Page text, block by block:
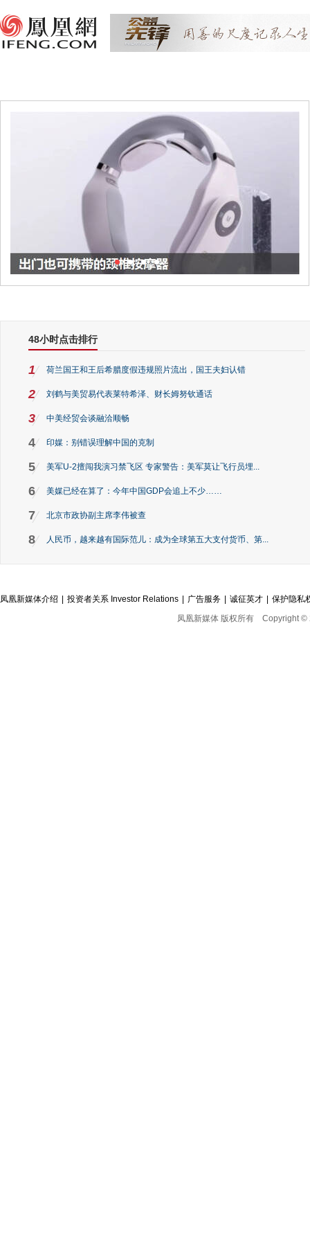
1 2
48小时点击排行
1 荷兰国王和王后希腊度假违规照片流出，国王夫妇认错
2 刘鹤与美贸易代表莱特希泽、财长姆努钦通话
3 中美经贸会谈融洽顺畅
4 印媒：别错误理解中国的克制
5 美军U-2擅闯我演习禁飞区 专家警告：美军莫让飞行员埋...
6 美媒已经在算了：今年中国GDP会追上不少……
7 北京市政协副主席李伟被查
8 人民币，越来越有国际范儿：成为全球第五大支付货币、第...
凤凰新媒体介绍 投资者关系 Investor Relations 广告服务 诚征英才
保护隐私
凤凰新媒体 版权所有 Copyright ©